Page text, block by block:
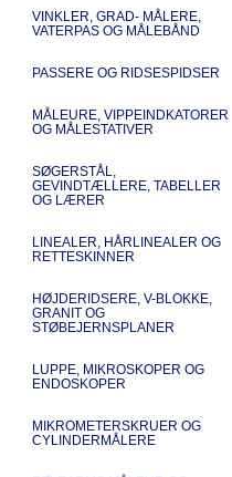
VINKLER, GRAD- MÅLERE,
VATERPAS OG MÅLEBÅND
PASSERE OG RIDSESPIDSER
MÅLEURE, VIPPEINDKATORER
OG MÅLESTATIVER
SØGERSTÅL,
GEVINDTÆLLERE, TABELLER
OG LÆRER
LINEALER, HÅRLINEALER OG
RETTESKINNER
HØJDERIDSERE, V-BLOKKE,
GRANIT OG
STØBEJERNSPLANER
LUPPE, MIKROSKOPER OG
ENDOSKOPER
MIKROMETERSKRUER OG
CYLINDERMÅLERE